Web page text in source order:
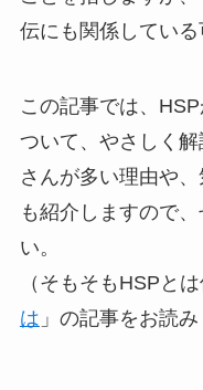
伝にも関係している
この記事では、
ついて、やさしく
さんが多い理由や
も紹介しますので
い。
（そもそもHSPと
は 」の記事をお読み